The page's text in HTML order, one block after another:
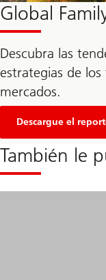
Global
Descubra las
estrategias de
mercados.
Descargue el
a
donde
puede
descargar
También le